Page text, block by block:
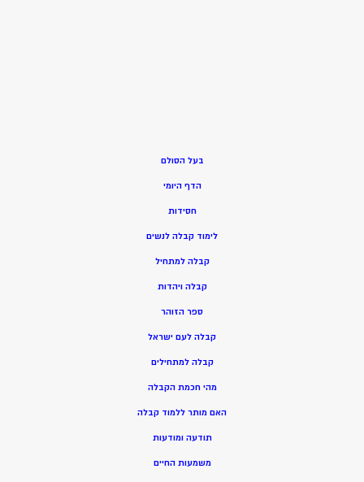
בעל הסולם
הדף היומי
חסידות
לימוד קבלה לנשים
קבלה למתחיל
קבלה ויהדות
ספר הזוהר
קבלה לעם ישראל
קבלה למתחילים
מהי חכמת הקבלה
האם מותר ללמוד קבלה
תודעה ומודעות
משמעות החיים